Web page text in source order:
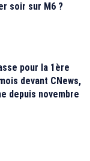
soir sur M6 ?
pour la 1ère
devant CNews,
depuis novembre